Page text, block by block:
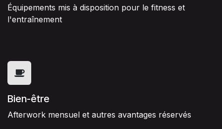
Équipements mis à disposition pour le fitness et
l'entraînement
Bien-être
Afterwork mensuel et autres avantages réservés